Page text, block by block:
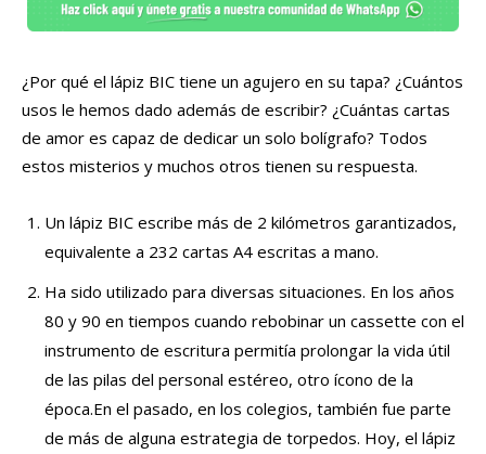
¿Por qué el lápiz BIC tiene un agujero en su tapa? ¿Cuántos
usos le hemos dado además de escribir? ¿Cuántas cartas
de amor es capaz de dedicar un solo bolígrafo? Todos
estos misterios y muchos otros tienen su respuesta.
Un lápiz BIC escribe más de 2 kilómetros garantizados,
equivalente a 232 cartas A4 escritas a mano.
Ha sido utilizado para diversas situaciones. En los años
80 y 90 en tiempos cuando rebobinar un cassette con el
instrumento de escritura permitía prolongar la vida útil
de las pilas del personal estéreo, otro ícono de la
época.En el pasado, en los colegios, también fue parte
de más de alguna estrategia de torpedos. Hoy, el lápiz